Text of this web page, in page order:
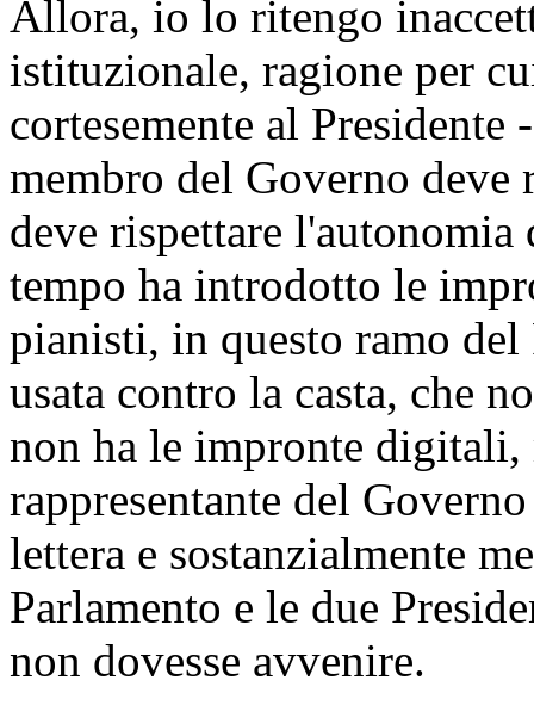
Allora, io lo ritengo
istituzionale, ragione per
cortesemente al
membro del Governo deve
deve rispettare l'autonomia
tempo ha introdotto le
pianisti, in questo ramo
usata contro la casta, che
non ha le impronte digitali,
rappresentante del
lettera e sostanzialmente
Parlamento e le due
non dovesse avvenire.